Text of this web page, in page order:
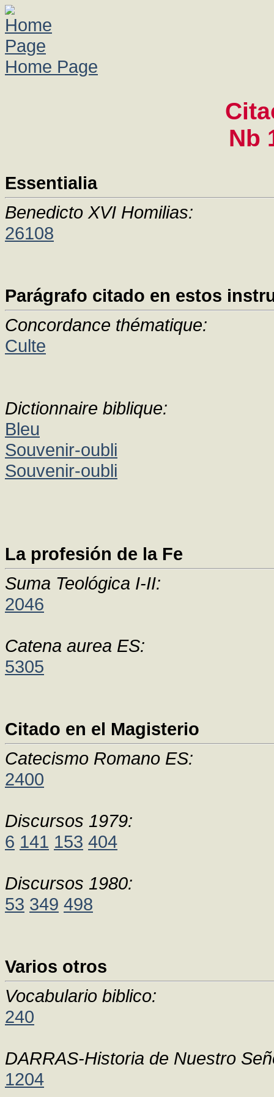
Home Page
Nb
Essentialia
Benedicto XVI Homilias:
26108
Parágrafo citado en estos
Concordance thématique:
Culte
Dictionnaire biblique:
Bleu
Souvenir-oubli
Souvenir-oubli
La profesión de la Fe
Suma Teológica I-II:
2046
Catena aurea ES:
5305
Citado en el Magisterio
Catecismo Romano ES:
2400
Discursos 1979:
6 141 153 404
Discursos 1980:
53 349 498
Varios otros
Vocabulario biblico:
240
DARRAS-Historia de Nuestro
1204